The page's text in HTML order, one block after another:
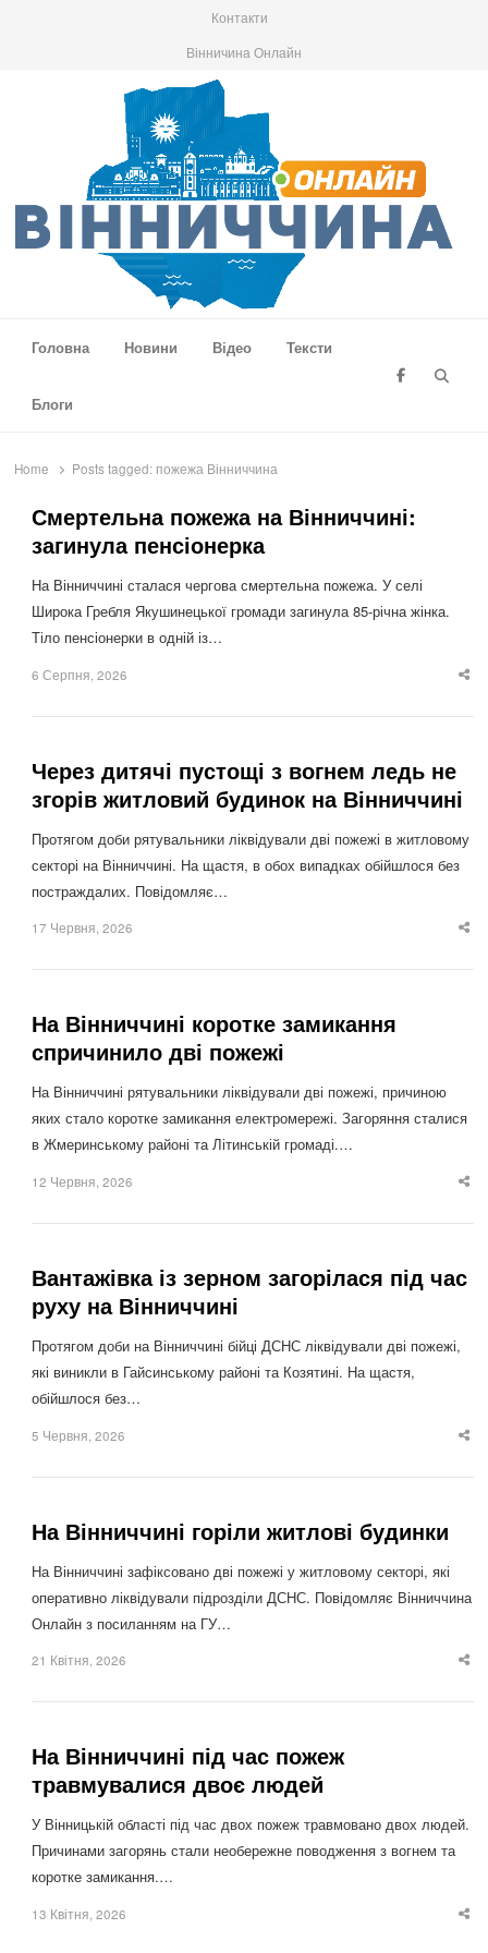
Контакти
Вінничина Онлайн
Головна
Новини Відео Тексти
Блоги
Home Posts tagged: пожежа Вінниччина
Смертельна пожежа на Вінниччині:
загинула пенсіонерка
На Вінниччині сталася чергова смертельна пожежа. У селі
Широка Гребля Якушинецької громади загинула 85-річна жінка.
Тіло пенсіонерки в одній із…
6 Серпня, 2026
Через дитячі пустощі з вогнем ледь не
згорів житловий будинок на Вінниччині
Протягом доби рятувальники ліквідували дві пожежі в житловому
секторі на Вінниччині. На щастя, в обох випадках обійшлося без
постраждалих. Повідомляє…
17 Червня, 2026
На Вінниччині коротке замикання
спричинило дві пожежі
На Вінниччині рятувальники ліквідували дві пожежі, причиною
яких стало коротке замикання електромережі. Загоряння сталися
в Жмеринському районі та Літинській громаді.…
12 Червня, 2026
Вантажівка із зерном загорілася під час
руху на Вінниччині
Протягом доби на Вінниччині бійці ДСНС ліквідували дві пожежі,
які виникли в Гайсинському районі та Козятині. На щастя,
обійшлося без…
5 Червня, 2026
На Вінниччині горіли житлові будинки
На Вінниччині зафіксовано дві пожежі у житловому секторі, які
оперативно ліквідували підрозділи ДСНС. Повідомляє Вінниччина
Онлайн з посиланням на ГУ…
21 Квітня, 2026
На Вінниччині під час пожеж
травмувалися двоє людей
У Вінницькій області під час двох пожеж травмовано двох людей.
Причинами загорянь стали необережне поводження з вогнем та
коротке замикання.…
13 Квітня, 2026